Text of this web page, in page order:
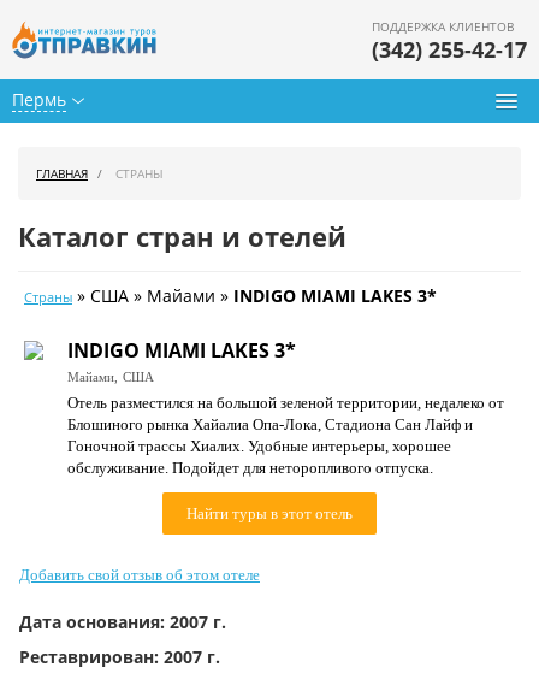
Пермь
ПОДДЕРЖКА КЛИЕНТОВ
(342) 255-42-17
Календарь туров
Цены дня
Страны
Как купить
ГЛАВНАЯ СТРАНЫ
Каталог стран и отелей
Страны » США » Майами » INDIGO MIAMI LAKES 3*
INDIGO MIAMI LAKES 3*
Майами, США
Отель разместился на большой зеленой территории, недалеко от
Блошиного рынка Хайалиа Опа-Лока, Стадиона Сан Лайф и
Гоночной трассы Хиалих. Удобные интерьеры, хорошее
обслуживание. Подойдет для неторопливого отпуска.
Найти туры в этот отель
Добавить свой отзыв об этом отеле
Дата основания: 2007 г.
Реставрирован: 2007 г.